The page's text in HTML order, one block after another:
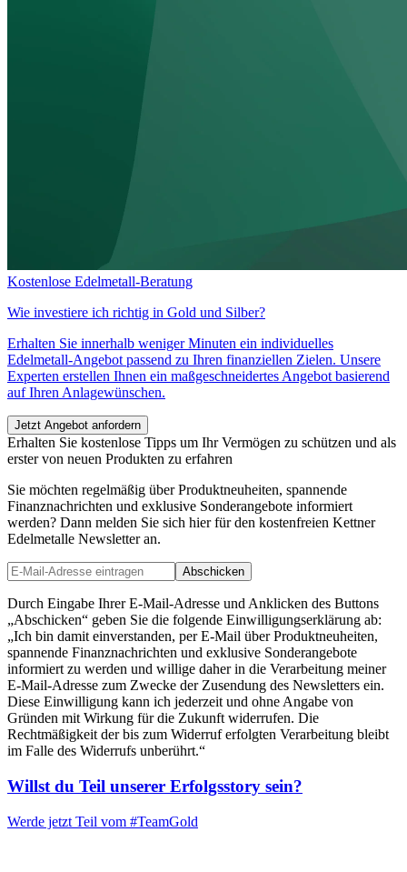
Kostenlose Edelmetall-Beratung
Wie investiere ich richtig in Gold und Silber?
Erhalten Sie innerhalb weniger Minuten ein individuelles
Edelmetall-Angebot passend zu Ihren finanziellen Zielen. Unsere
Experten erstellen Ihnen ein maßgeschneidertes Angebot basierend
auf Ihren Anlagewünschen.
Jetzt Angebot anfordern
Erhalten Sie kostenlose Tipps um Ihr Vermögen zu schützen und als
erster von neuen Produkten zu erfahren
Sie möchten regelmäßig über Produktneuheiten, spannende
Finanznachrichten und exklusive Sonderangebote informiert
werden? Dann melden Sie sich hier für den kostenfreien Kettner
Edelmetalle Newsletter an.
Abschicken
Durch Eingabe Ihrer E-Mail-Adresse und Anklicken des Buttons
„Abschicken“ geben Sie die folgende Einwilligungserklärung ab:
„Ich bin damit einverstanden, per E-Mail über Produktneuheiten,
spannende Finanznachrichten und exklusive Sonderangebote
informiert zu werden und willige daher in die Verarbeitung meiner
E-Mail-Adresse zum Zwecke der Zusendung des Newsletters ein.
Diese Einwilligung kann ich jederzeit und ohne Angabe von
Gründen mit Wirkung für die Zukunft widerrufen. Die
Rechtmäßigkeit der bis zum Widerruf erfolgten Verarbeitung bleibt
im Falle des Widerrufs unberührt.“
Willst du Teil unserer Erfolgsstory sein?
Werde jetzt Teil vom #TeamGold